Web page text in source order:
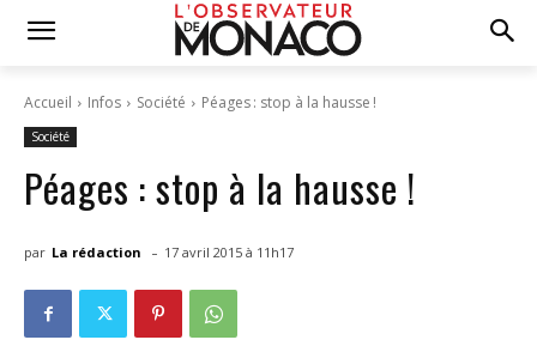
Accueil Infos Société Péages : stop à la hausse !
Société
Péages : stop à la hausse !
par La rédaction - 17 avril 2015 à 11h17